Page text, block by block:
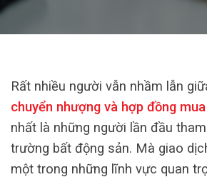
Rất nhiều người vẫn nhầm lẫn
chuyển nhượng và hợp đồng
nhất là những người lần đầu
trường bất động sản. Mà giao
một trong những lĩnh vực quan